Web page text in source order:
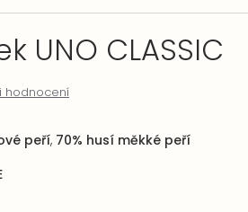
UNO CLASSIC
hodnocení
peří, 70% husí měkké peří